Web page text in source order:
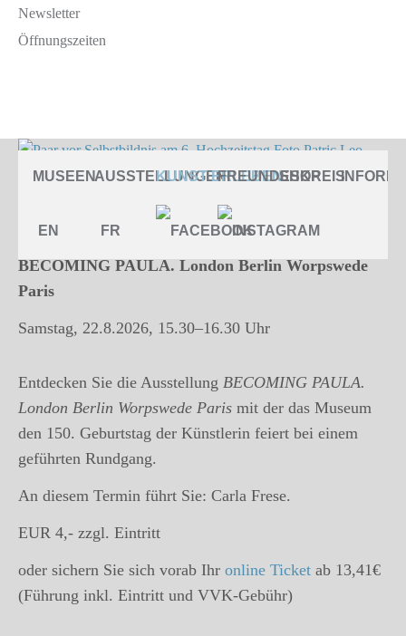
Newsletter
Öffnungszeiten
MUSEENAUSSTELLUNGEN
KUNST ERLEBEN
FREUNDESKREIS
SHOP
EN FR
BECOMING PAULA. London Berlin
Worpswede Paris
Öffentliche Führung
BECOMING PAULA. London Berlin Worpswede
Paris
Samstag, 22.8.2026, 15.30–16.30 Uhr
Entdecken Sie die Ausstellung BECOMING PAULA.
London Berlin Worpswede Paris mit der das Museum
den 150. Geburtstag der Künstlerin feiert bei einem
geführten Rundgang.
An diesem Termin führt Sie: Carla Frese.
EUR 4,- zzgl. Eintritt
oder sichern Sie sich vorab Ihr online Ticket ab 13,41€
(Führung inkl. Eintritt und VVK-Gebühr)